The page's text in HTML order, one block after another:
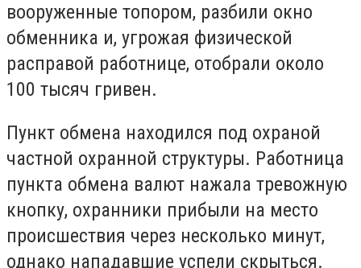
вооруженные топором, разбили окно
обменника и, угрожая физической
расправой работнице, отобрали около
100 тысяч гривен.
Пункт обмена находился под охраной
частной охранной структуры. Работница
пункта обмена валют нажала тревожную
кнопку, охранники прибыли на место
происшествия через несколько минут,
однако нападавшие успели скрыться.